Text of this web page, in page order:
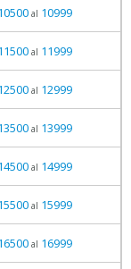
al 10999
al 11999
al 12999
al 13999
al 14999
al 15999
al 16999